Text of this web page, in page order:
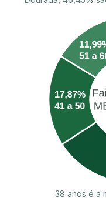
38 anos é a